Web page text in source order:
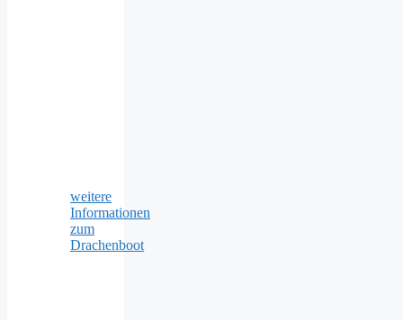
weitere
Informationen
zum
Drachenboot